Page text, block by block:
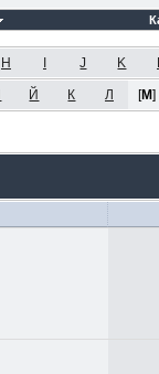
H J K
Й К Л [М]